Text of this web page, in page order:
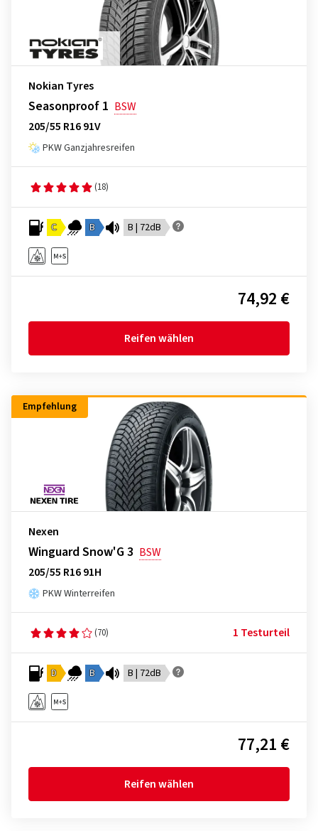
Nokian Tyres
Seasonproof 1 BSW
205/55 R16 91V
PKW Ganzjahresreifen
(18)
C B B | 72dB
74,92 €
Reifen wählen
Empfehlung
Nexen
Winguard Snow'G 3 BSW
205/55 R16 91H
PKW Winterreifen
(70) 1 Testurteil
D B B | 72dB
77,21 €
Reifen wählen